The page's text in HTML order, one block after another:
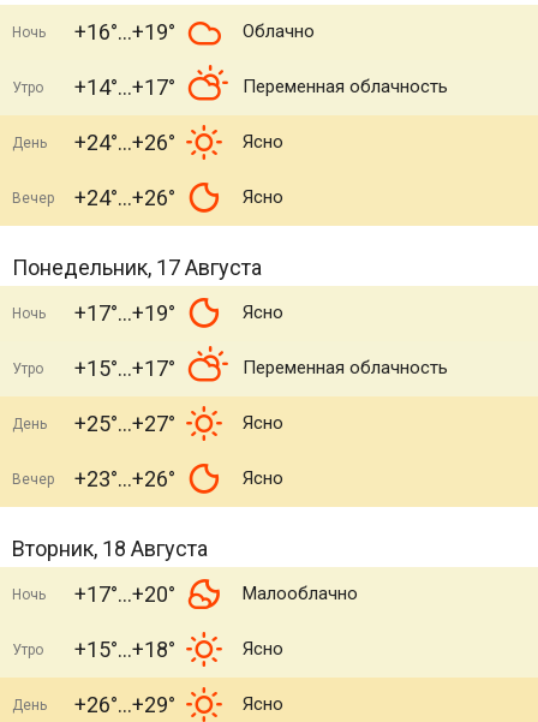
Ночь +16° +19° Облачно
Утро +14° +17° Переменная облачность
День +24° +26° Ясно
Вечер +24° +26° Ясно
Понедельник, 17 Августа
Ночь +17° +19° Ясно
Утро +15° +17° Переменная облачность
День +25° +27° Ясно
Вечер +23° +26° Ясно
Вторник, 18 Августа
Ночь +17° +20° Малооблачно
Утро +15° +18° Ясно
День +26° +29° Ясно